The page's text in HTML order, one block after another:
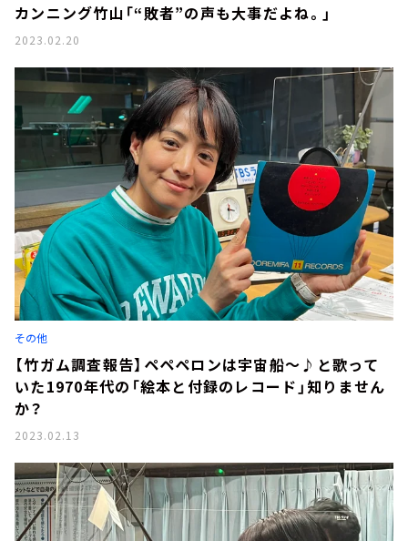
カンニング竹山「“敗者”の声も大事だよね。」
2023.02.20
その他
【竹ガム調査報告】ペペペロンは宇宙船～♪と歌って
いた1970年代の「絵本と付録のレコード」知りません
か？
2023.02.13